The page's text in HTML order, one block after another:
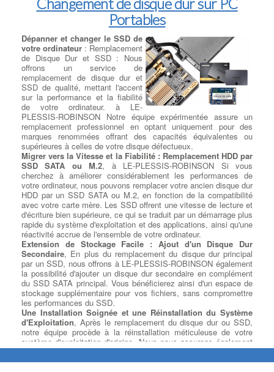
qui visait principalement à voler des informations sensibles,
telles que les identifiants bancaires et les mots de passe.
Stuxnet : Découvert en 2010, Stuxnet était un ver informatique
sophistiqué conçu pour cibler les systèmes de contrôle
industriels, en particulier ceux liés au programme nucléaire
iranien. Il est considéré comme l'une des premières armes
cybernétiques déployées pour attaquer des infrastructures
critiques.
Cryptolocker : C'était un ransomware qui a commencé à circuler
en 2013. Il chiffrait les fichiers des victimes et demandait une
rançon pour les décrypter.
Mirai : Apparu en 2016, Mirai était un logiciel malveillant de type
botnet qui infectait principalement les objets connectés (IoT) pour
les recruter dans un réseau de bots, qui pouvait ensuite être
utilisé pour lancer des attaques DDoS massives.
Emotet : C'était un cheval de Troie bancaire qui a évolué pour
devenir l'un des malwares les plus polyvalents et dangereux. Il
pouvait être utilisé pour voler des informations, propager d'autres
malwares et lancer des attaques de phishing.
Il est important de noter que de nouveaux virus et malwares
peuvent apparaître à tout moment, et la nature des menaces
informatiques évolue constamment. Les utilisateurs doivent donc
rester vigilants, garder leur système et leurs logiciels à jour,
utiliser des solutions de sécurité fiables, et faire preuve de
prudence lorsqu'ils naviguent sur Internet et ouvrent des fichiers
provenant de sources inconnues.
Nos prestations sur PC
Ajouter ou Remplacer des
cartes d’extension Pcie:Ajout
Carte d'Extension: Nous
remplaçons ou rajoutons la carte
contrôleur adaptée à la
: une Carte contrôleur FireWire
Portables
Dépanner et changer le SSD de
votre ordinateur : Remplacement
de Disque Dur et SSD : Nous
offrons un service de
remplacement de disque dur et
SSD de qualité, mettant l'accent
sur la performance et la fiabilité
de votre ordinateur. à LE-
PLESSIS-ROBINSON Notre équipe expérimentée assure un
remplacement professionnel en optant uniquement pour des
marques renommées offrant des capacités équivalentes ou
supérieures à celles de votre disque défectueux.
Migrer vers la Vitesse et la Fiabilité : Remplacement HDD par
SSD SATA ou M.2, à LE-PLESSIS-ROBINSON Si vous
cherchez à améliorer considérablement les performances de
votre ordinateur, nous pouvons remplacer votre ancien disque dur
HDD par un SSD SATA ou M.2, en fonction de la compatibilité
avec votre carte mère. Les SSD offrent une vitesse de lecture et
d'écriture bien supérieure, ce qui se traduit par un démarrage plus
rapide du système d'exploitation et des applications, ainsi qu'une
réactivité accrue de l'ensemble de votre ordinateur.
Extension de Stockage Facile : Ajout d'un Disque Dur
Secondaire, En plus du remplacement du disque dur principal
par un SSD, nous offrons à LE-PLESSIS-ROBINSON également
la possibilité d'ajouter un disque dur secondaire en complément
du SSD SATA principal. Vous bénéficierez ainsi d'un espace de
stockage supplémentaire pour vos fichiers, sans compromettre
les performances du SSD.
Une Installation Soignée et une Réinstallation du Système
d'Exploitation, Après le remplacement du disque dur ou SSD,
notre équipe procède à la réinstallation méticuleuse de votre
système d'exploitation d'origine. Nous nous assurons également
de respecter la licence utilisateur du client pour une expérience
sans tracas.